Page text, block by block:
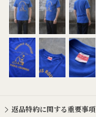
返品特約に関する重要事項